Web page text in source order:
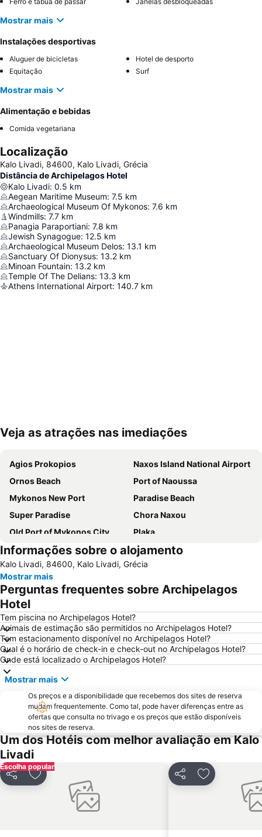
Mostrar mais
Instalações desportivas
Aluguer de bicicletas
Hotel de desporto
Equitação
Surf
Mostrar mais
Alimentação e bebidas
Comida vegetariana
Localização
Kalo Livadi, 84600, Kalo Livadi, Grécia
Distância de Archipelagos Hotel
Kalo Livadi: 0.5 km
Aegean Maritime Museum: 7.5 km
Archaeological Museum Of Mykonos: 7.6 km
Windmills: 7.7 km
Panagia Paraportiani: 7.8 km
Jewish Synagogue: 12.5 km
Archaeological Museum Delos: 13.1 km
Sanctuary Of Dionysus: 13.2 km
Minoan Fountain: 13.2 km
Temple Of The Delians: 13.3 km
Athens International Airport: 140.7 km
Ampliar mapa
Veja as atrações nas imediações
Agios Prokopios
Naxos Island National Airport
Ornos Beach
Port of Naoussa
Mykonos New Port
Paradise Beach
Super Paradise
Chora Naxou
Old Port of Mykonos City
Plaka
Glyfada
Kalo Livadi
Mykonos Island National Airport
Paranga Beach
Psarou Beach
Syros Port
Elia
Agia Thalassa
Chryssi Akti
Agrari
Marco Polo
1. Antanaklasis Music Festival Mykonos
Chalandriani
Panagia Filotitisa
Kastraki
Informações sobre o alojamento
Kalo Livadi, 84600, Kalo Livadi, Grécia
Mostrar mais
Perguntas frequentes sobre Archipelagos
Hotel
Tem piscina no Archipelagos Hotel?
Animais de estimação são permitidos no Archipelagos Hotel?
Tem estacionamento disponível no Archipelagos Hotel?
Qual é o horário de check-in e check-out no Archipelagos Hotel?
Onde está localizado o Archipelagos Hotel?
Mostrar mais
Os preços e a disponibilidade que recebemos dos sites de reserva
mudam frequentemente. Como tal, pode haver diferenças entre as
ofertas que consulta no trivago e os preços que estão disponíveis
nos sites de reserva.
Um dos Hotéis com melhor avaliação em Kalo
Livadi
Escolha popular
PartilharAdicionar aos favoritos PartilharAdicionar